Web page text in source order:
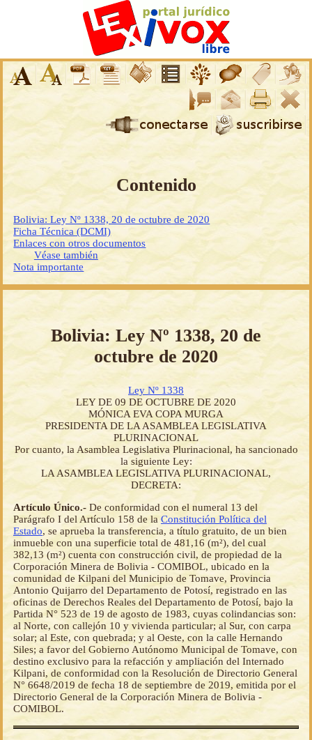
Contenido
Bolivia: Ley Nº 1338, 20 de octubre de 2020
Ficha Técnica (DCMI)
Enlaces con otros documentos
Véase también
Nota importante
Bolivia: Ley Nº 1338, 20 de
octubre de 2020
Ley Nº 1338
LEY DE 09 DE OCTUBRE DE 2020
MÓNICA EVA COPA MURGA
PRESIDENTA DE LA ASAMBLEA LEGISLATIVA
PLURINACIONAL
Por cuanto, la Asamblea Legislativa Plurinacional, ha sancionado
la siguiente Ley:
LA ASAMBLEA LEGISLATIVA PLURINACIONAL,
DECRETA:
Artículo Único.- De conformidad con el numeral 13 del
Parágrafo I del Artículo 158 de laConstitución Política del
Estado, se aprueba la transferencia, a título gratuito, de un bien
inmueble con una superficie total de 481,16 (m²), del cual
382,13 (m²) cuenta con construcción civil, de propiedad de la
Corporación Minera de Bolivia - COMIBOL, ubicado en la
comunidad de Kilpani del Municipio de Tomave, Provincia
Antonio Quijarro del Departamento de Potosí, registrado en las
oficinas de Derechos Reales del Departamento de Potosí, bajo la
Partida N° 523 de 19 de agosto de 1983, cuyas colindancias son:
al Norte, con callejón 10 y vivienda particular; al Sur, con carpa
solar; al Este, con quebrada; y al Oeste, con la calle Hernando
Siles; a favor del Gobierno Autónomo Municipal de Tomave, con
destino exclusivo para la refacción y ampliación del Internado
Kilpani, de conformidad con la Resolución de Directorio General
N° 6648/2019 de fecha 18 de septiembre de 2019, emitida por el
Directorio General de la Corporación Minera de Bolivia -
COMIBOL.